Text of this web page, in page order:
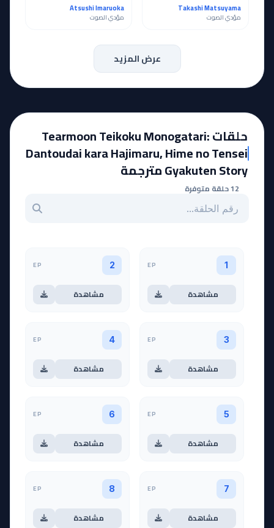
Takashi Matsuyama
مؤدي الصوت
Atsushi Imaruoka
مؤدي الصوت
عرض المزيد
حلقات Tearmoon Teikoku Monogatari:
Dantoudai kara Hajimaru, Hime no Tensei
Gyakuten Story مترجمة
12 حلقة متوفرة
بحث عن حلقة بالرقم
1
EP
مشاهدة
2
EP
مشاهدة
3
EP
مشاهدة
4
EP
مشاهدة
5
EP
مشاهدة
6
EP
مشاهدة
7
EP
مشاهدة
8
EP
مشاهدة